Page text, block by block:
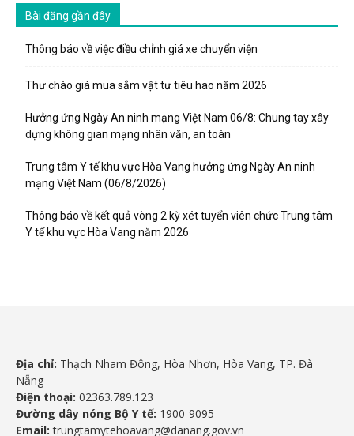
Bài đăng gần đây
Thông báo về việc điều chỉnh giá xe chuyển viện
Thư chào giá mua sắm vật tư tiêu hao năm 2026
Hưởng ứng Ngày An ninh mạng Việt Nam 06/8: Chung tay xây
dựng không gian mạng nhân văn, an toàn
Trung tâm Y tế khu vực Hòa Vang hưởng ứng Ngày An ninh
mạng Việt Nam (06/8/2026)
Thông báo về kết quả vòng 2 kỳ xét tuyển viên chức Trung tâm
Y tế khu vực Hòa Vang năm 2026
Địa chỉ: Thạch Nham Đông, Hòa Nhơn, Hòa Vang, TP. Đà
Nẵng
Điện thoại: 02363.789.123
Đường dây nóng Bộ Y tế: 1900-9095
Email: trungtamytehoavang@danang.gov.vn